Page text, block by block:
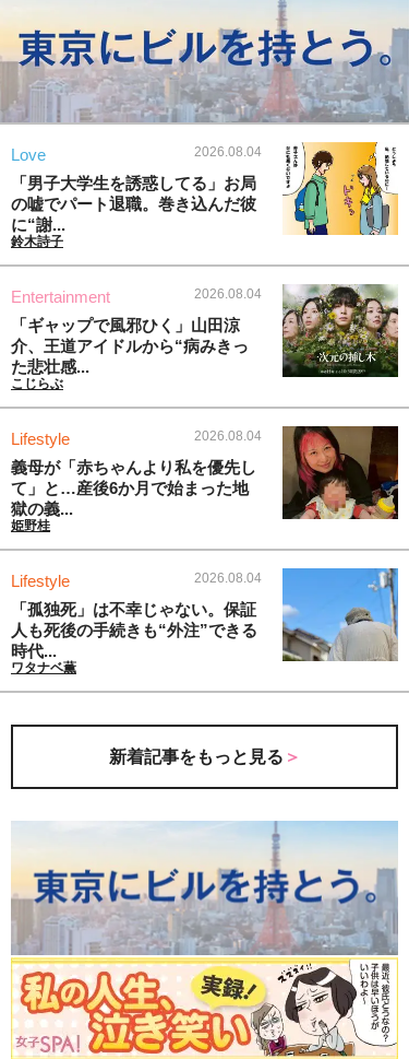
Love 2026.08.04
「男子大学生を誘惑してる」お局
の嘘でパート退職。巻き込んだ彼
に“謝...
鈴木詩子
Entertainment 2026.08.04
「ギャップで風邪ひく」山田涼
介、王道アイドルから“病みきっ
た悲壮感...
こじらぶ
Lifestyle 2026.08.04
義母が「赤ちゃんより私を優先し
て」と…産後6か月で始まった地
獄の義...
姫野桂
Lifestyle 2026.08.04
「孤独死」は不幸じゃない。保証
人も死後の手続きも“外注”できる
時代...
ワタナベ薫
新着記事をもっと見る